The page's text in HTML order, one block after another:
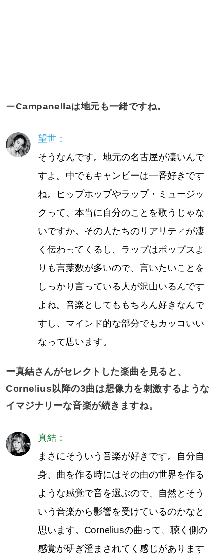
ーCampanellaは地元も一緒ですね。
望世：
そうなんです。地元の名古屋が凄いんで
すよ。中でもキャンピーは一番好きです
ね。ヒップホップやラップ・ミュージッ
クって、本当に自分のことを歌うじゃな
いですか。その人たちのリアリティが凄
く伝わってくるし、ラップはポップスよ
りも言葉数が多いので、言いたいことを
しっかり言っている人が沢山いるんです
よね。音楽としてももちろん好きなんで
すし、マインド的な部分でもカッコいい
なって思います。
ー真結さんがセレクトした楽曲を見ると、
Cornelius以降の3曲は想像力を刺激するような
イマジナリーな音楽が続きますね。
真結：
まさにそういう音楽が好きです。自分自
身、曲を作る時にはその曲の世界を作る
ような感覚で音を選ぶので、自然とそう
いう音楽から影響を受けているのかなと
思います。Corneliusの曲って、聴く側の
感覚が研ぎ澄まされてく感じがあります